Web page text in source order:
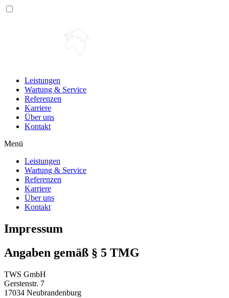
Leistungen
Wartung & Service
Referenzen
Karriere
Über uns
Kontakt
Menü
Leistungen
Wartung & Service
Referenzen
Karriere
Über uns
Kontakt
Impressum
Angaben gemäß § 5 TMG
TWS GmbH
Gerstenstr. 7
17034 Neubrandenburg